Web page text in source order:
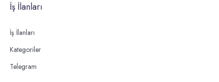
İş İlanları
İş İlanları
Kategoriler
Telegram